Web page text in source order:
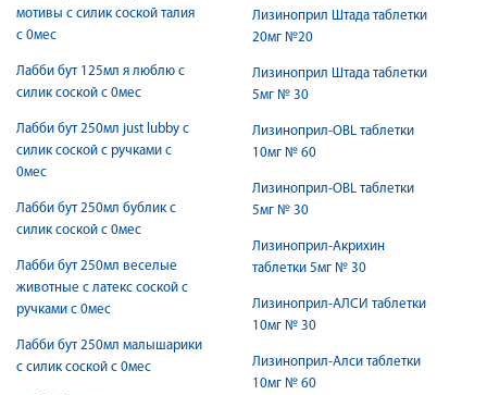
мотивы с силик соской талия
с 0мес
Лабби бут 125мл я люблю с
силик соской с 0мес
Лабби бут 250мл just lubby с
силик соской с ручками с
0мес
Лабби бут 250мл бублик с
силик соской с 0мес
Лабби бут 250мл веселые
животные с латекс соской с
ручками с 0мес
Лабби бут 250мл малышарики
с силик соской с 0мес
Лизиноприл Штада таблетки
20мг №20
Лизиноприл Штада таблетки
5мг № 30
Лизиноприл-OBL таблетки
10мг № 60
Лизиноприл-OBL таблетки
5мг № 30
Лизиноприл-Акрихин
таблетки 5мг № 30
Лизиноприл-АЛСИ таблетки
10мг № 30
Лизиноприл-Алси таблетки
10мг № 60